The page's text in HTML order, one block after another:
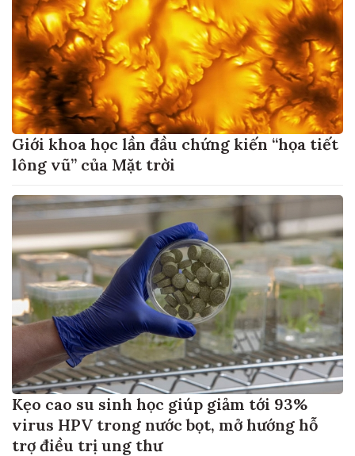
Giới khoa học lần đầu chứng kiến “họa tiết
lông vũ” của Mặt trời
Kẹo cao su sinh học giúp giảm tới 93%
virus HPV trong nước bọt, mở hướng hỗ
trợ điều trị ung thư